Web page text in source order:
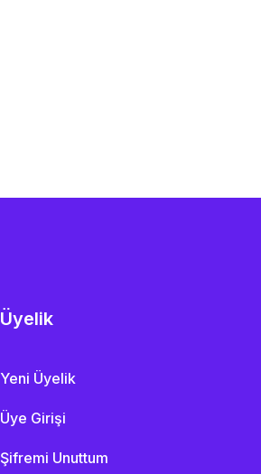
Üyelik
Yeni Üyelik
Üye Girişi
Şifremi Unuttum